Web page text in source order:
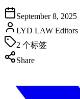
September 8, 2025
LYD LAW Editors
2 个标签
Share